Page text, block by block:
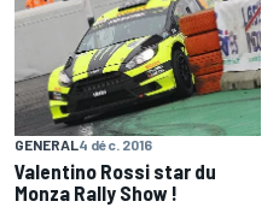
GENERAL4 déc. 2016
Valentino Rossi star du
Monza Rally Show !